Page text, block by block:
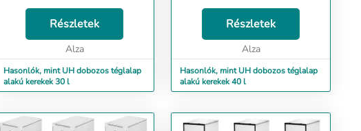
Részletek
Alza
Hasonlók, mint UH dobozos téglalap
alakú kerekek 30 l
Részletek
Alza
Hasonlók, mint UH dobozos téglalap
alakú kerekek 40 l